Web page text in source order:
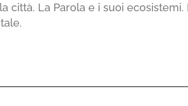
città. La Parola e i suoi ecosistemi.